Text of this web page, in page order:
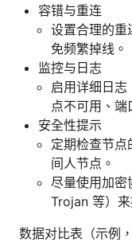
容错与重连
设置合理的重
免频繁掉线。
监控与日志
启用详细日
点不可用、端
安全性提示
定期检查节点
间人节点。
尽量使用加密
Trojan 等）来
数据对比表（示例